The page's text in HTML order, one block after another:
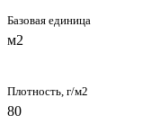
Базовая единица
м2
Плотность, г/м2
80